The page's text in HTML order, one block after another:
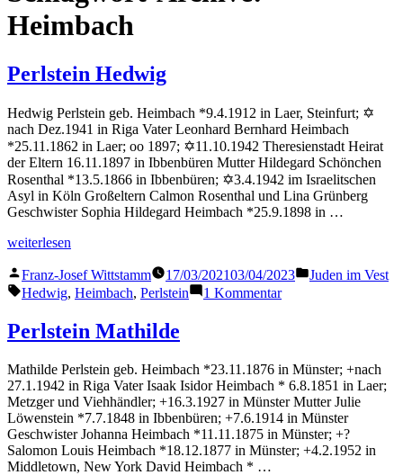
Heimbach
Perlstein Hedwig
Hedwig Perlstein geb. Heimbach *9.4.1912 in Laer, Steinfurt; ✡
nach Dez.1941 in Riga Vater Leonhard Bernhard Heimbach
*25.11.1862 in Laer; oo 1897; ✡11.10.1942 Theresienstadt Heirat
der Eltern 16.11.1897 in Ibbenbüren Mutter Hildegard Schönchen
Rosenthal *13.5.1866 in Ibbenbüren; ✡3.4.1942 im Israelitschen
Asyl in Köln Großeltern Calmon Rosenthal und Lina Grünberg
Geschwister Sophia Hildegard Heimbach *25.9.1898 in …
„Perlstein
weiterlesen
Veröffentlicht
von
Franz-Josef Wittstamm 17/03/202103/04/2023
Veröffentlicht
Juden im Vest
Schlagwörter:
Hedwig, Heimbach, Perlstein 1 Kommentarzu
Perlstein Mathilde
Mathilde Perlstein geb. Heimbach *23.11.1876 in Münster; +nach
27.1.1942 in Riga Vater Isaak Isidor Heimbach * 6.8.1851 in Laer;
Metzger und Viehhändler; +16.3.1927 in Münster Mutter Julie
Löwenstein *7.7.1848 in Ibbenbüren; +7.6.1914 in Münster
Geschwister Johanna Heimbach *11.11.1875 in Münster; +?
Salomon Louis Heimbach *18.12.1877 in Münster; +4.2.1952 in
Middletown, New York David Heimbach * …